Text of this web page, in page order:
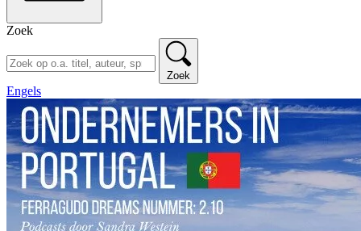
Zoek
Zoek
Engels